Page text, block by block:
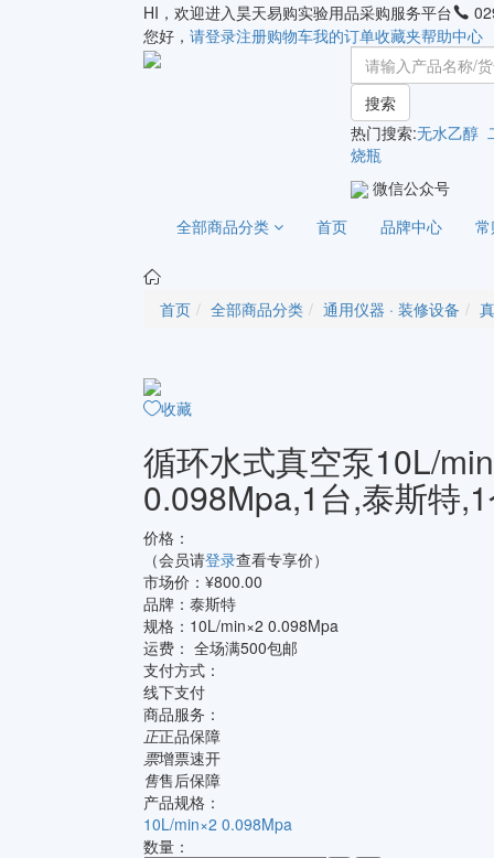
HI，欢迎进入昊天易购实验用品采购服务平台
您好， 请登录注册购物车我的订单收藏夹帮助中心
搜索
热门搜索:无水乙醇
烧瓶
微信公众号
全部商品分类
首页 品牌中心
首页 全部商品分类 通用仪器 · 装修设备
收藏
循环水式真空泵10L/
0.098Mpa,1台,泰斯特
价格：
（会员请登录查看专享价）
市场价：¥800.00
品牌： 泰斯特
规格： 10L/min×2 0.098Mpa
运费： 全场满500包邮
支付方式：
线下支付
商品服务：
正正品保障
票增票速开
售售后保障
产品规格：
10L/min×2 0.098Mpa
数量：